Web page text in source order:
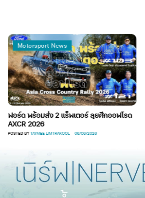
News
พร้อมส่ง 2 แร็พเตอร์ ลุยศึกออฟโรด
2026
TAYMEE LIMTRAKOOL 06/08/2026
มิตซูบิ
แบร